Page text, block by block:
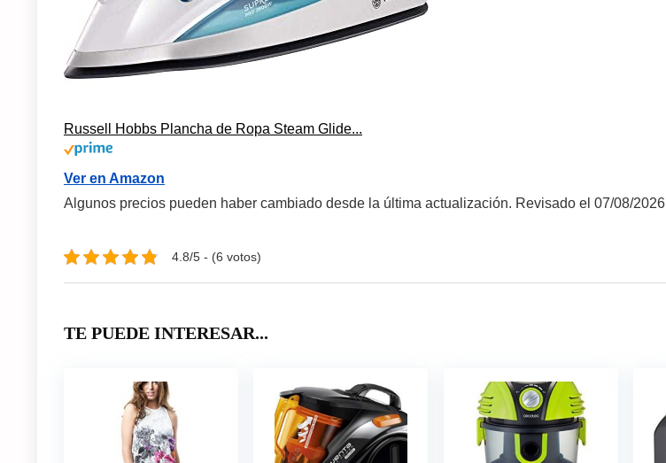
Russell Hobbs Plancha de Ropa Steam Glide...
Ver en Amazon
Algunos precios pueden haber cambiado desde la última actualización. Revisado el 07/08/2026
4.8/5 - (6 votos)
TE PUEDE INTERESAR...